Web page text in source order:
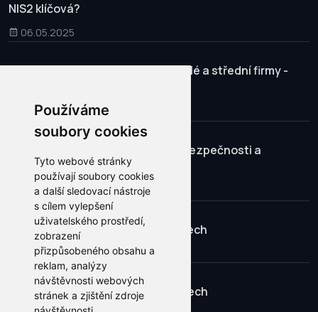
Používáme
soubory cookies
Tyto webové stránky
používají soubory cookies
a další sledovací nástroje
s cílem vylepšení
uživatelského prostředí,
zobrazení
přizpůsobeného obsahu a
reklam, analýzy
návštěvnosti webových
stránek a zjištění zdroje
NIS2 klíčová?
06.05.2025
Kybernetická bezpečnost pro malé a střední firmy -
03.04.2025
Zálohování firemních dat: Klíč k bezpečnosti a
kontinuitě podnikání
13.11.2024
PHP 8.3 dostupné na našich tarifech
01.12.2023
PHP 8.2 dostupné na našich tarifech